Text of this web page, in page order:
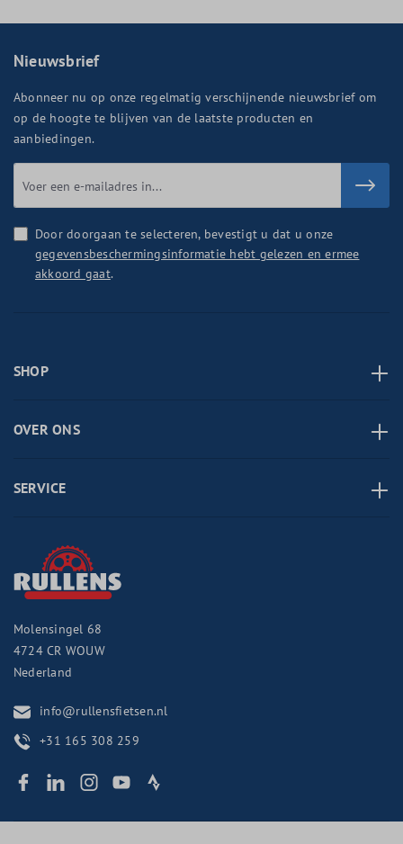
Nieuwsbrief
Abonneer nu op onze regelmatig verschijnende nieuwsbrief om
op de hoogte te blijven van de laatste producten en
aanbiedingen.
Door doorgaan te selecteren, bevestigt u dat u onze
gegevensbeschermingsinformatie hebt gelezen en ermee
akkoord gaat.
SHOP
OVER ONS
SERVICE
Molensingel 68
4724 CR WOUW
Nederland
info@rullensfietsen.nl
+31 165 308 259